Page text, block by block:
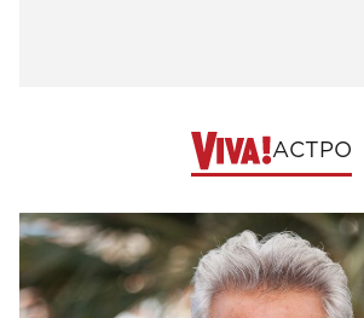
АСТРО